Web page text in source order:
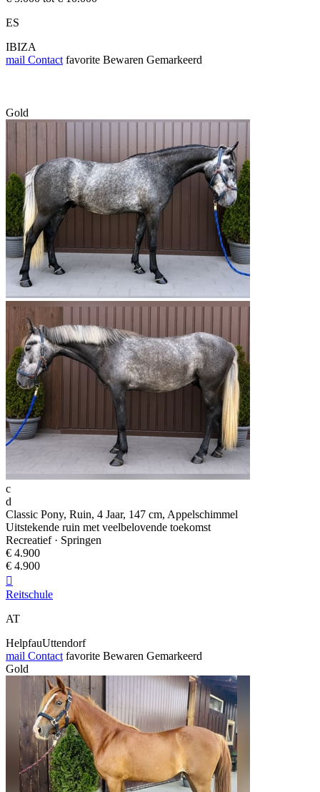
ES
IBIZA
mail Contact favorite Bewaren Gemarkeerd
Gold
c
d
Classic Pony, Ruin, 4 Jaar, 147 cm, Appelschimmel
Uitstekende ruin met veelbelovende toekomst
Recreatief · Springen
€ 4.900
€ 4.900

Reitschule
AT
HelpfauUttendorf
mail Contact favorite Bewaren Gemarkeerd
Gold